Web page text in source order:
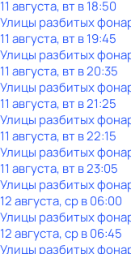
11 августа, вт в 18:50
Улицы разбитых
11 августа, вт в 19:45
Улицы разбитых
11 августа, вт в 20:35
Улицы разбитых
11 августа, вт в 21:25
Улицы разбитых
11 августа, вт в 22:15
Улицы разбитых
11 августа, вт в 23:05
Улицы разбитых
12 августа, ср в 06:00
Улицы разбитых
12 августа, ср в 06:45
Улицы разбитых